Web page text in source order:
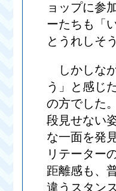
ョップに参
ーたちも「
とうれしそ
しかしな
う」と感じ
の方でした
段見せない
な一面を発
リテーター
距離感も、
違うスタン